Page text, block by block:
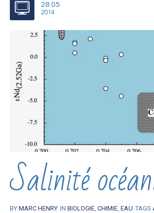
28.05
2014
Salinité
BY MARC HENRY IN BIOLOGIE, CHIMIE, EAU TAGS